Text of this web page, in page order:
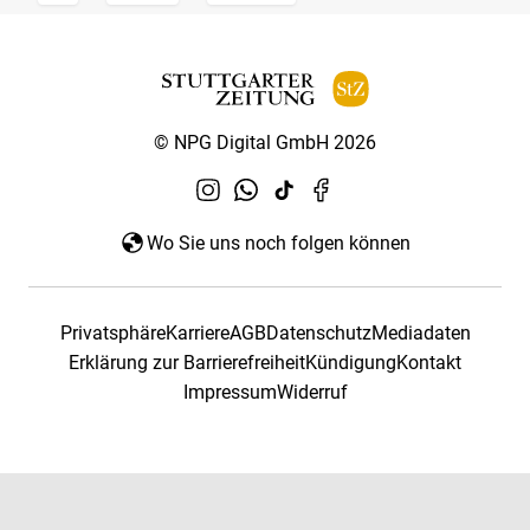
© NPG Digital GmbH 2026
Wo Sie uns noch folgen können
PrivatsphäreKarriereAGBDatenschutzMediadaten
Erklärung zur BarrierefreiheitKündigungKontakt
ImpressumWiderruf